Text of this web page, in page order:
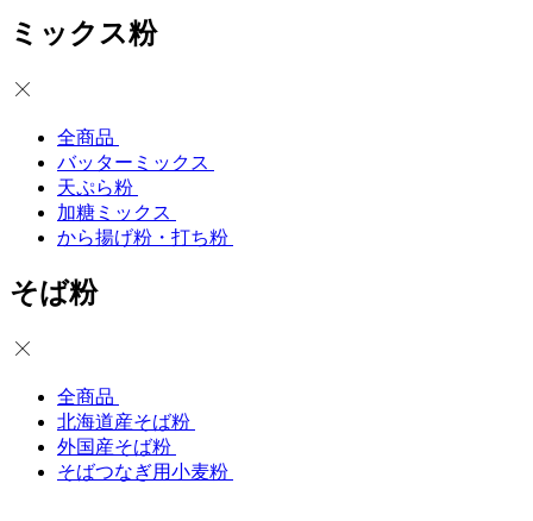
ミックス粉
全商品
バッターミックス
天ぷら粉
加糖ミックス
から揚げ粉・打ち粉
そば粉
全商品
北海道産そば粉
外国産そば粉
そばつなぎ用小麦粉